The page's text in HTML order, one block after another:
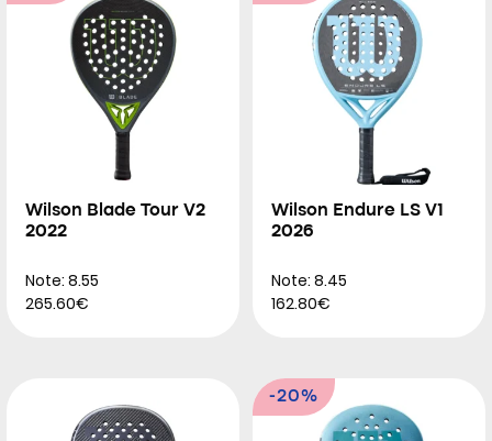
Wilson Blade Tour V2
2022
Note: 8.55
265.60€
Wilson Endure LS V1
2026
Note: 8.45
162.80€
-20%